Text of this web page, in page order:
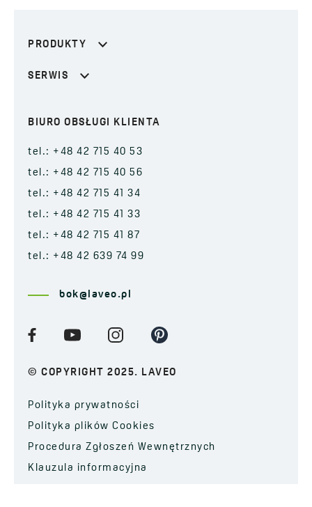
PRODUKTY
SERWIS
BIURO OBSŁUGI KLIENTA
tel.: +48 42 715 40 53
tel.: +48 42 715 40 56
tel.: +48 42 715 41 34
tel.: +48 42 715 41 33
tel.: +48 42 715 41 87
tel.: +48 42 639 74 99
bok@laveo.pl
© COPYRIGHT 2025. LAVEO
Polityka prywatności
Polityka plików Cookies
Procedura Zgłoszeń Wewnętrznych
Klauzula informacyjna